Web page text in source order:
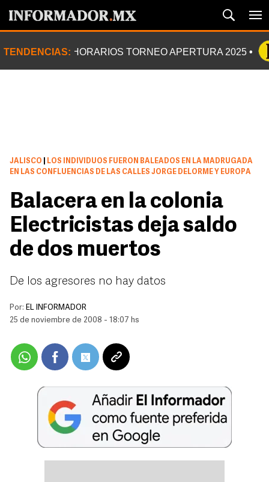
TENDENCIAS: HORARIOS TORNEO APERTURA 2025
JALISCO
LOS INDIVIDUOS FUERON BALEADOS EN LA MADRUGADA
EN LAS CONFLUENCIAS DE LAS CALLES JORGE DELORME Y EUROPA
Balacera en la colonia
Electricistas deja saldo
de dos muertos
De los agresores no hay datos
Por: EL INFORMADOR
25 de noviembre de 2008 - 18:07 hs